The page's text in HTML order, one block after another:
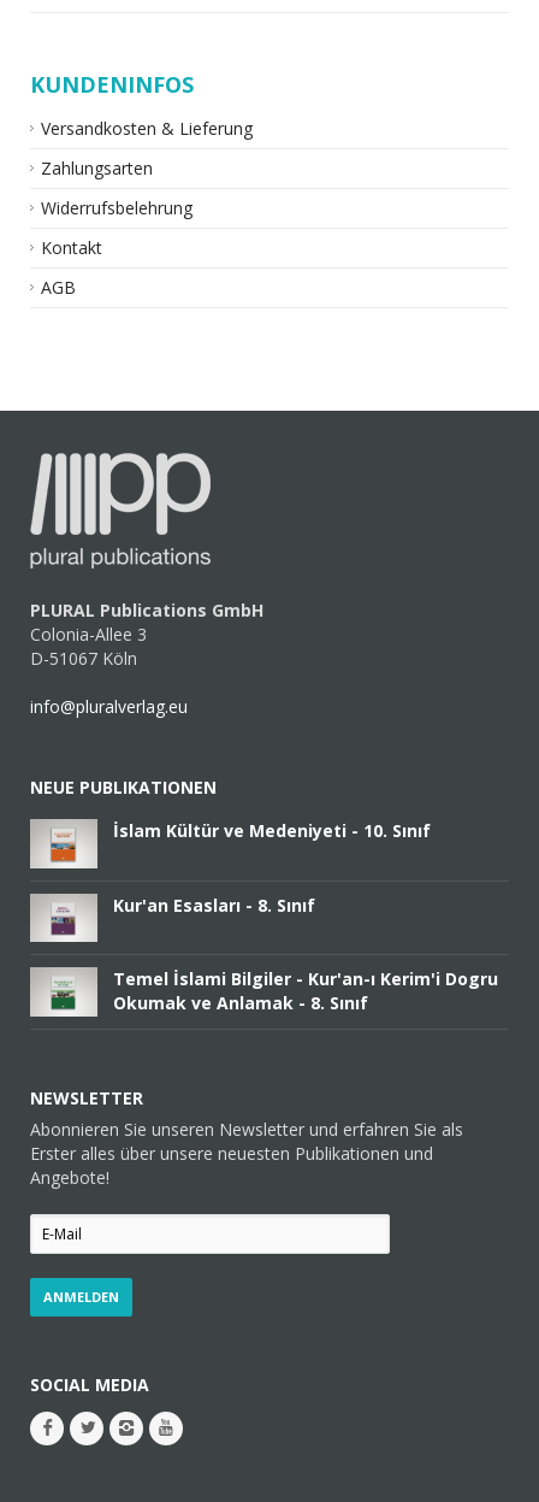
KUNDENINFOS
Versandkosten & Lieferung
Zahlungsarten
Widerrufsbelehrung
Kontakt
AGB
PLURAL Publications GmbH
Colonia-Allee 3
D-51067 Köln
info@pluralverlag.eu
NEUE PUBLIKATIONEN
İslam Kültür ve Medeniyeti - 10. Sınıf
Kur'an Esasları - 8. Sınıf
Temel İslami Bilgiler - Kur'an-ı Kerim'i Dogru
Okumak ve Anlamak - 8. Sınıf
NEWSLETTER
Abonnieren Sie unseren Newsletter und erfahren Sie als
Erster alles über unsere neuesten Publikationen und
Angebote!
SOCIAL MEDIA